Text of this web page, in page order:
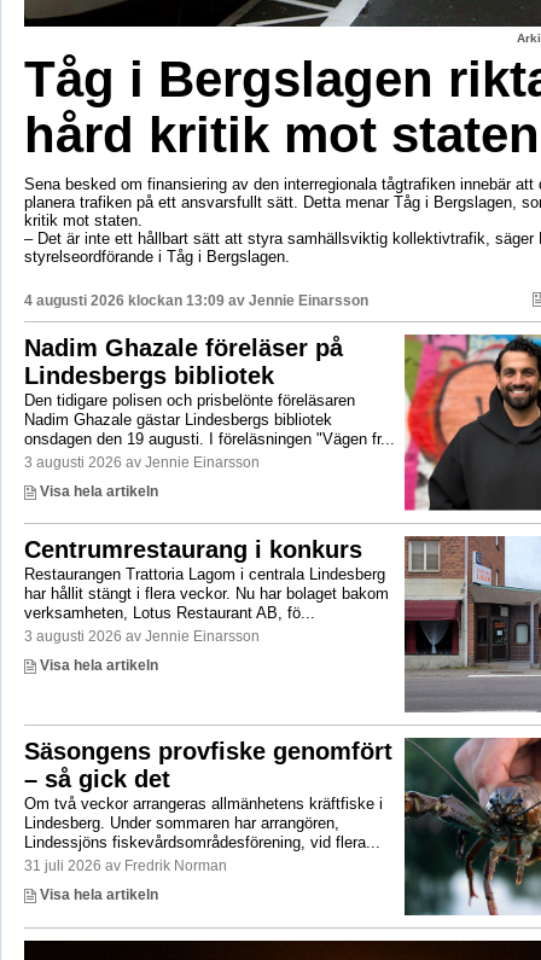
Tåg i Bergslagen
hård kritik mot staten
Sena besked om finansiering av den interregionala tågtrafiken innebär att
planera trafiken på ett ansvarsfullt sätt. Detta menar Tåg i Bergslagen,
kritik mot staten.
– Det är inte ett hållbart sätt att styra samhällsviktig kollektivtrafik, säger
styrelseordförande i Tåg i Bergslagen.
4 augusti 2026 klockan 13:09 av Jennie Einarsson
Nadim Ghazale föreläser på
Lindesbergs bibliotek
Den tidigare polisen och prisbelönte föreläsaren
Nadim Ghazale gästar Lindesbergs bibliotek
onsdagen den 19 augusti. I föreläsningen "Vägen fr...
3 augusti 2026 av Jennie Einarsson
Visa hela artikeln
Centrumrestaurang i konkurs
Restaurangen Trattoria Lagom i centrala Lindesberg
har hållit stängt i flera veckor. Nu har bolaget bakom
verksamheten, Lotus Restaurant AB, fö...
3 augusti 2026 av Jennie Einarsson
Visa hela artikeln
Säsongens provfiske genomfört
– så gick det
Om två veckor arrangeras allmänhetens kräftfiske i
Lindesberg. Under sommaren har arrangören,
Lindessjöns fiskevårdsområdesförening, vid flera...
31 juli 2026 av Fredrik Norman
Visa hela artikeln